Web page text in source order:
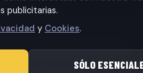
Todos los derechos reservados.
publicitarias.
y Cookies.
SÓLO